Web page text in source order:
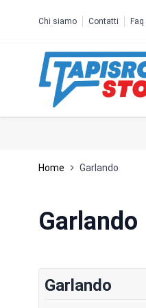
Chi siamo Contatti Faq
Home Garlando
Garlando
Garlando